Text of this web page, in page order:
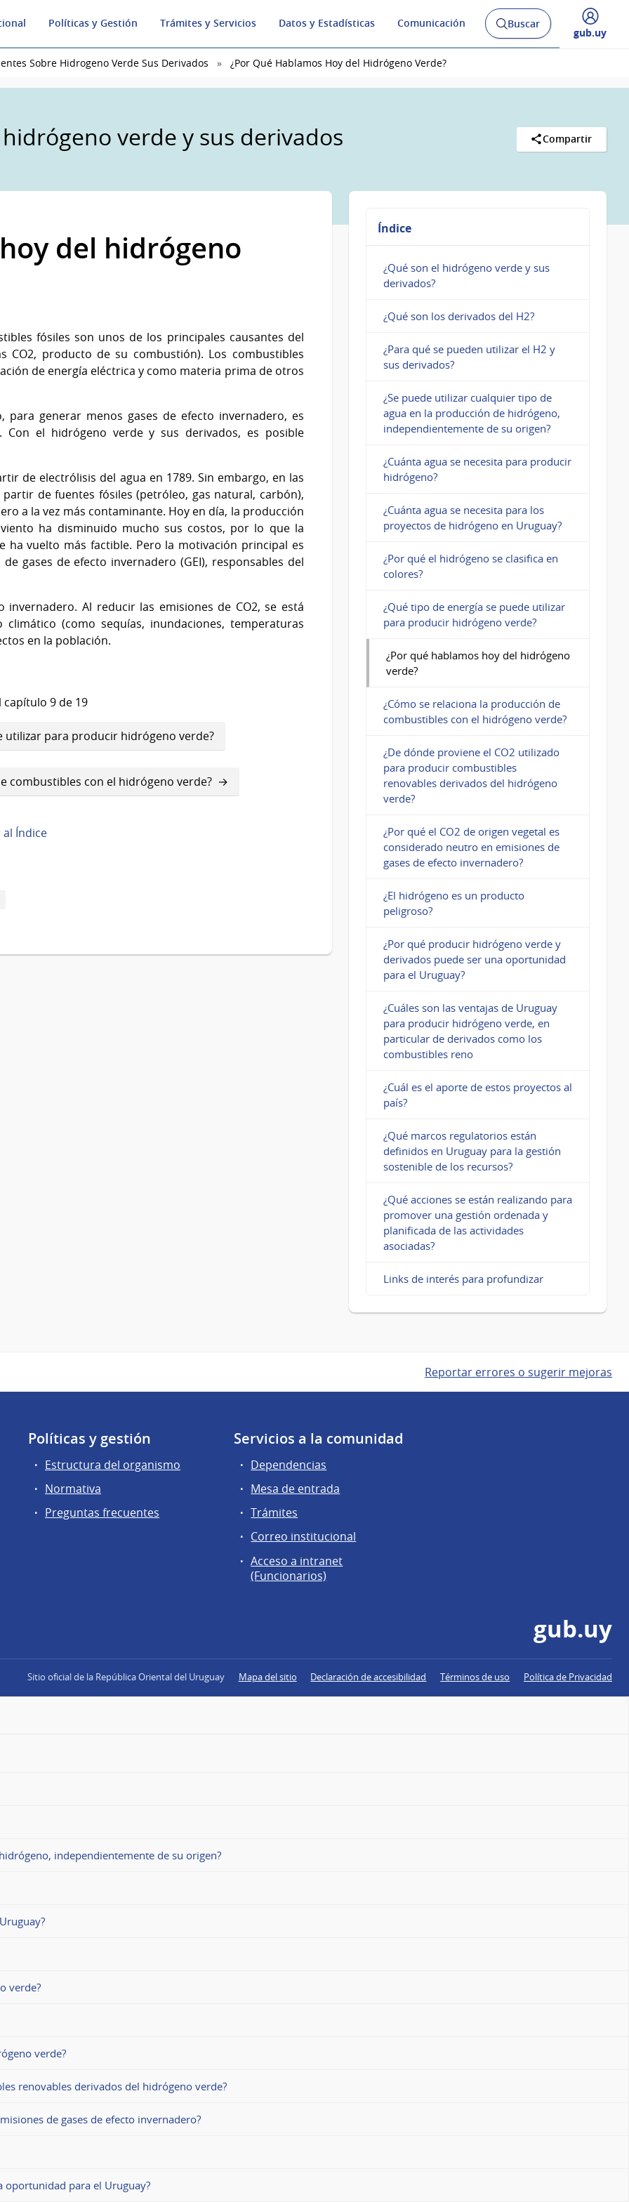
Políticas y Gestión Trámites y Servicios Datos y Estadísticas Comunicación
Abrir
buscador
Buscar
Desplegar
gub.uy
Sobre Hidrogeno Verde Sus Derivados ¿Por Qué Hablamos Hoy del Hidrógeno Verde?
verde y sus derivados Compartir
del hidrógeno
fósiles son unos de los principales causantes del
producto de su combustión). Los combustibles
de energía eléctrica y como materia prima de otros
generar menos gases de efecto invernadero, es
el hidrógeno verde y sus derivados, es posible
de electrólisis del agua en 1789. Sin embargo, en las
de fuentes fósiles (petróleo, gas natural, carbón),
a la vez más contaminante. Hoy en día, la producción
ha disminuido mucho sus costos, por lo que la
vuelto más factible. Pero la motivación principal es
gases de efecto invernadero (GEI), responsables del
Al reducir las emisiones de CO2, se está
(como sequías, inundaciones, temperaturas
en la población.
capítulo 9 de 19
utilizar para producir hidrógeno verde?
combustibles con el hidrógeno verde?
al Índice
Índice
¿Qué son el hidrógeno verde y sus
derivados?
¿Qué son los derivados del H2?
¿Para qué se pueden utilizar el H2 y
sus derivados?
¿Se puede utilizar cualquier tipo de
agua en la producción de hidrógeno,
independientemente de su origen?
¿Cuánta agua se necesita para producir
hidrógeno?
¿Cuánta agua se necesita para los
proyectos de hidrógeno en Uruguay?
¿Por qué el hidrógeno se clasifica en
colores?
¿Qué tipo de energía se puede utilizar
para producir hidrógeno verde?
¿Por qué hablamos hoy del hidrógeno
verde?
¿Cómo se relaciona la producción de
combustibles con el hidrógeno verde?
¿De dónde proviene el CO2 utilizado
para producir combustibles
renovables derivados del hidrógeno
verde?
¿Por qué el CO2 de origen vegetal es
considerado neutro en emisiones de
gases de efecto invernadero?
¿El hidrógeno es un producto
peligroso?
¿Por qué producir hidrógeno verde y
derivados puede ser una oportunidad
para el Uruguay?
¿Cuáles son las ventajas de Uruguay
para producir hidrógeno verde, en
particular de derivados como los
combustibles reno
¿Cuál es el aporte de estos proyectos al
país?
¿Qué marcos regulatorios están
definidos en Uruguay para la gestión
sostenible de los recursos?
¿Qué acciones se están realizando para
promover una gestión ordenada y
planificada de las actividades
asociadas?
Links de interés para profundizar
Reportar errores o sugerir mejoras
Políticas y gestión
Estructura del organismo
Normativa
Preguntas frecuentes
Servicios a la comunidad
Dependencias
Mesa de entrada
Trámites
Correo institucional
Acceso a intranet
(Funcionarios)
gub.uy
Sitio oficial de la República Oriental del Uruguay Mapa del sitio Declaración de accesibilidad Términos de uso Política de Privacidad
independientemente de su origen?
verde?
verde?
renovables derivados del hidrógeno verde?
de gases de efecto invernadero?
oportunidad para el Uruguay?